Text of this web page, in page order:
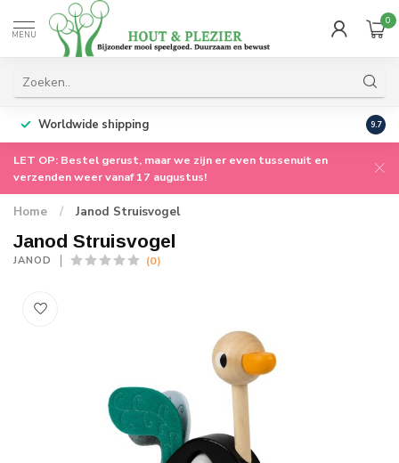
MENU
0
Worldwide shipping 9.7
LET OP: Bestel gerust, maar we zijn er even tussenuit en
verzenden weer vanaf 17 augustus!
Home / Janod Struisvogel
Janod Struisvogel
JANOD (0)